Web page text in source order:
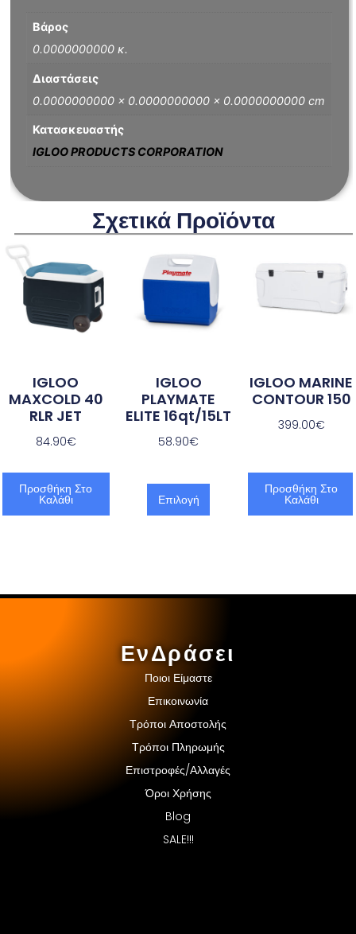
Βάρος
0.0000000000 κ.
Διαστάσεις
0.0000000000 × 0.0000000000 × 0.0000000000 cm
Κατασκευαστής
IGLOO PRODUCTS CORPORATION
Σχετικά Προϊόντα
IGLOO
MAXCOLD 40
RLR JET
84.90€
Προσθήκη Στο
Καλάθι
IGLOO
PLAYMATE
ELITE 16qt/15LT
58.90€
Επιλογή
IGLOO MARINE
CONTOUR 150
399.00€
Προσθήκη Στο
Καλάθι
ΕνΔράσει
Ποιοι Είμαστε
Επικοινωνία
Τρόποι Αποστολής
Τρόποι Πληρωμής
Επιστροφές/Αλλαγές
Όροι Χρήσης
Blog
SALE!!!